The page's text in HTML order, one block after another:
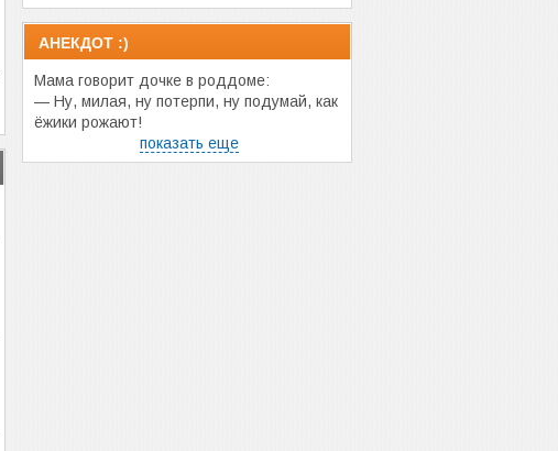
АНЕКДОТ :)
Мама говорит дочке в роддоме:
— Ну, милая, ну потерпи, ну подумай, как
ёжики рожают!
показать еще